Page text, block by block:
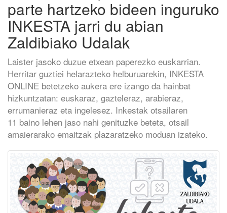
parte hartzeko bideen inguruko
INKESTA jarri du abian
Zaldibiako Udalak
Laister jasoko duzue etxean paperezko euskarrian.
Herritar guztiei helarazteko helburuarekin, INKESTA
ONLINE betetzeko aukera ere izango da hainbat
hizkuntzatan: euskaraz, gazteleraz, arabieraz,
errumanieraz eta ingelesez. Inkestak otsailaren
11 baino lehen jaso nahi genituzke beteta, otsail
amaierarako emaitzak plazaratzeko moduan izateko.